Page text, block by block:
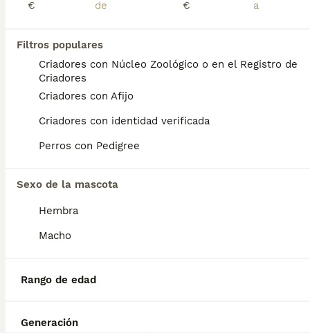
€
€
Filtros populares
Criadores con Núcleo Zoológico o en el Registro de
Criadores
Criadores con Afijo
Criadores con identidad verificada
Perros con Pedigree
Sexo de la mascota
Hembra
Macho
Rango de edad
Generación
Jack Russell Terrier
Sexo Precio
Identidad Verificada
¿Cuánto cuesta un cachorro
El coste medio de un cachorro de Jack